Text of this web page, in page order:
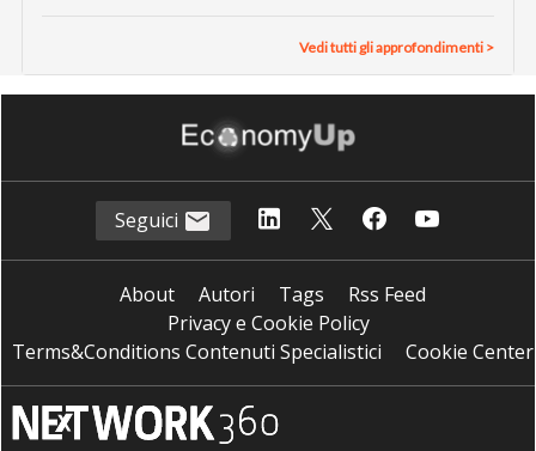
Vedi tutti gli approfondimenti >
Seguici
About Autori Tags
Rss Feed
Privacy e Cookie Policy
Terms&Conditions Contenuti Specialistici
Cookie Center